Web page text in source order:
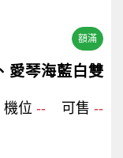
額滿
愛琴海藍白雙
機位 -- 可售 --